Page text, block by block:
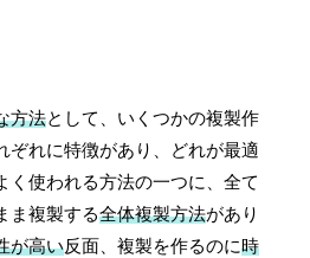
方法として、いくつかの複製作
ぞれに特徴があり、どれが最適
く使われる方法の一つに、全て
ま複製する全体複製方法があり
が高い反面、複製を作るのに時